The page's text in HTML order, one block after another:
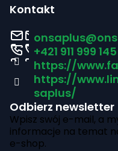
Kontakt
onsaplus@
+421 911 999 145
https://
https://
saplus/
Odbierz newsletter
Wpisz swój e-mail, a
informacje na temat
e-shop.